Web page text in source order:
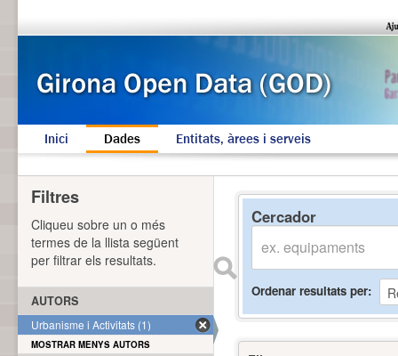
Inici Dades Entitats, àrees i serveis
Cercador
Ordenar resultats per
Filtres
Cliqueu sobre un o més
termes de la llista següent
per filtrar els resultats.
AUTORS
Urbanisme i Activitats (1)
MOSTRAR MENYS AUTORS